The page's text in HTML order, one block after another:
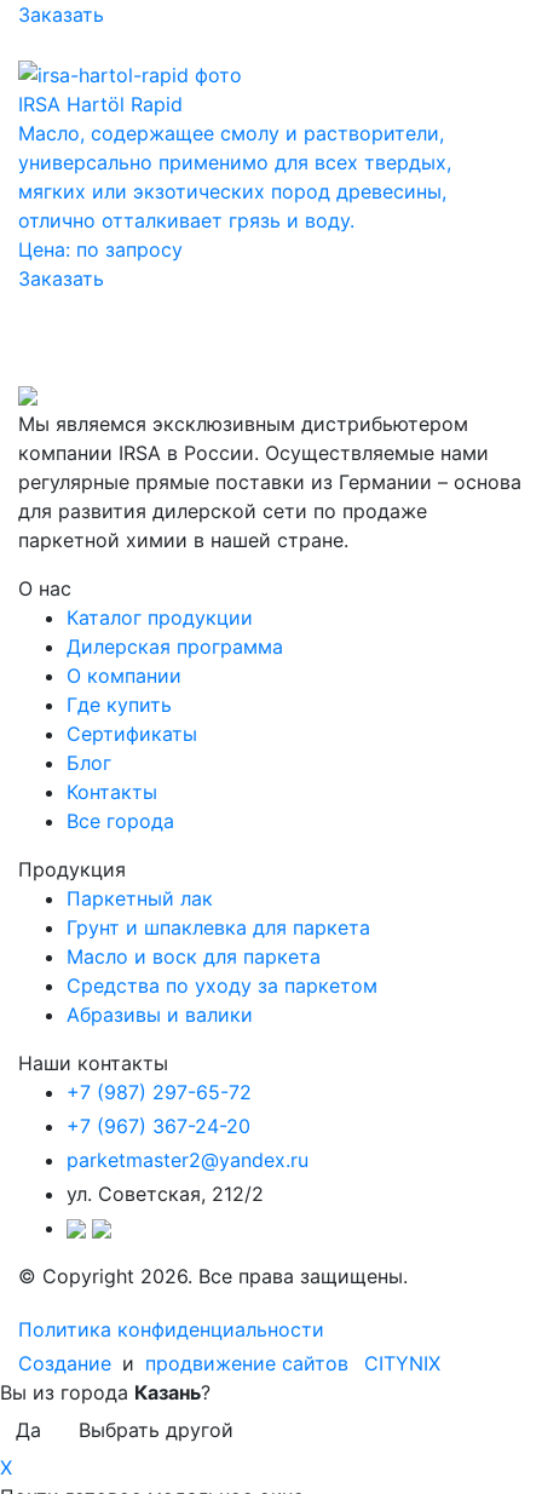
Заказать
IRSA Hartöl Rapid
Масло, содержащее смолу и растворители,
универсально применимо для всех твердых,
мягких или экзотических пород древесины,
отлично отталкивает грязь и воду.
Цена: по запросу
Заказать
Мы являемся эксклюзивным дистрибьютером
компании IRSA в России. Осуществляемые нами
регулярные прямые поставки из Германии – основа
для развития дилерской сети по продаже
паркетной химии в нашей стране.
О нас
Каталог продукции
Дилерская программа
О компании
Где купить
Сертификаты
Блог
Контакты
Все города
Продукция
Паркетный лак
Грунт и шпаклевка для паркета
Масло и воск для паркета
Средства по уходу за паркетом
Абразивы и валики
Наши контакты
+7 (987) 297-65-72
+7 (967) 367-24-20
parketmaster2@yandex.ru
ул. Советская, 212/2
© Copyright 2026. Все права защищены.
Политика конфиденциальности
Создание и продвижение сайтов
CITYNIX
Вы из города Казань?
Да
Выбрать другой
X